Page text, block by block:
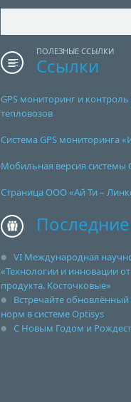
ПОЛЕЗНЫЕ ССЫЛКИ
Ссылки
GPS мониторинг и
тепловозов
Система GPS мониторинга
Мобильная версия системы
Страница ООО «Ай Ти –
VI Международная
«Технологии и инновации
продукта. Косточковые»
Встречайте
норм в системе Optisys
С Новым Годом и